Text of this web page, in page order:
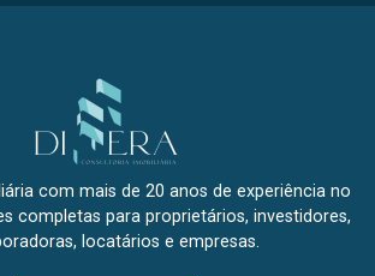
com mais de 20 anos de experiência no
completas para proprietários, investidores,
locatários e empresas.